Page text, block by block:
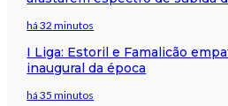
há 32 minutos
I Liga: Estoril e Famalicão
inaugural da época
há 35 minutos